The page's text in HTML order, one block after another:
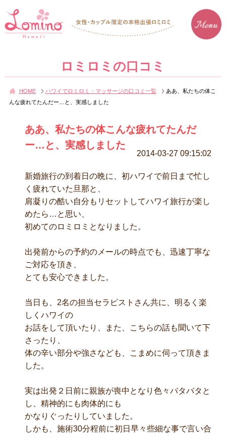
ロミロミの口コミ
HOME ハワイでロミロミ・マッサージの口コミ一覧
ああ、私たちの体こ
んな疲れてたんだー…と、実感しました
ああ、私たちの体こんな疲れてたんだ
ー…と、実感しました
2014-03-27 09:15:02
新婚旅行の到着日の晩に、初ハワイで前日まで忙し
く疲れていた旦那と、
肩凝りの酷い自分もリセットしてハワイ旅行が楽し
めたら…と思い、
初めてのロミロミとなりました。
出発前からの予約のメールの時点でも、迅速丁寧な
ご対応を頂き、
とても安心できました。
当日も、2名の担当セラピストさん共に、明るく楽
しくハワイの
お話をして頂いたり、また、こちらの話も聞いて下
さったり、
体の辛い部分や強さなども、こまめに伺って頂きま
した。
実は出発２日前に親族が喪中となり色々バタバタと
し、精神的にも肉体的にも
かなりぐったりしていました。
しかも、施術30分程前に初日早々些細な事で言い合